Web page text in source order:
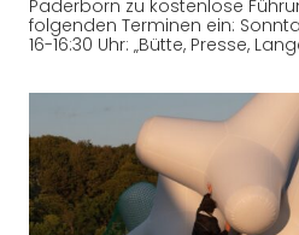
Paderborn zu kostenlose
folgenden Terminen ein:
16-16:30 Uhr: „Bütte, Presse,